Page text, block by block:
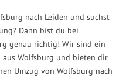
nach Leiden und suchst
Dann bist du bei
genau richtig! Wir sind ein
aus Wolfsburg und bieten dir
Umzug von Wolfsburg nach